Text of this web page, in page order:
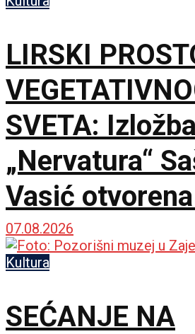
LIRSKI
SVETA: Izložba
„Nervatura“
Vasić
Kruševcu
07.08.2026
Kultura
SEĆANJE NA